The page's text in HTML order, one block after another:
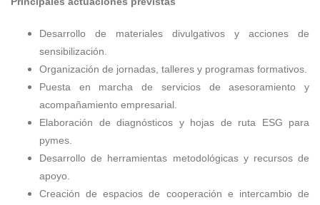
Desarrollo de materiales divulgativos y acciones de
sensibilización.
Organización de jornadas, talleres y programas formativos.
Puesta en marcha de servicios de asesoramiento y
acompañamiento empresarial.
Elaboración de diagnósticos y hojas de ruta ESG para
pymes.
Desarrollo de herramientas metodológicas y recursos de
apoyo.
Creación de espacios de cooperación e intercambio de